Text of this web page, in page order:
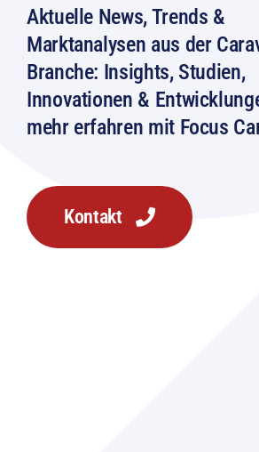
Aktuelle News, Trends &
Marktanalysen aus der
Branche: Insights, Studien,
Innovationen &
mehr erfahren mit Focus
Kontakt